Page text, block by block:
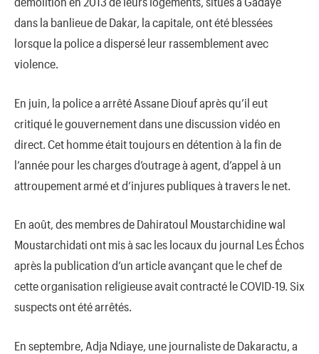
dans la banlieue de Dakar, la capitale, ont été blessées
lorsque la police a dispersé leur rassemblement avec
violence.
En juin, la police a arrêté Assane Diouf après qu’il eut
critiqué le gouvernement dans une discussion vidéo en
direct. Cet homme était toujours en détention à la fin de
l’année pour les charges d’outrage à agent, d’appel à un
attroupement armé et d’injures publiques à travers le net.
En août, des membres de Dahiratoul Moustarchidine wal
Moustarchidati ont mis à sac les locaux du journal Les Échos
après la publication d’un article avançant que le chef de
cette organisation religieuse avait contracté le COVID-19. Six
suspects ont été arrêtés.
En septembre, Adja Ndiaye, une journaliste de Dakaractu, a